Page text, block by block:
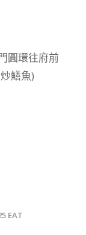
圓環往府前
鱔魚)
EAT